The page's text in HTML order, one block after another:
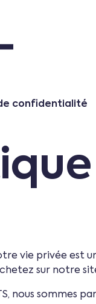
confidentialité
vie privée est
sur notre
nous sommes